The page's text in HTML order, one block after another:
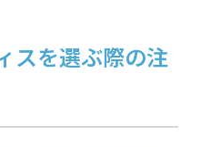
スを選ぶ際の注